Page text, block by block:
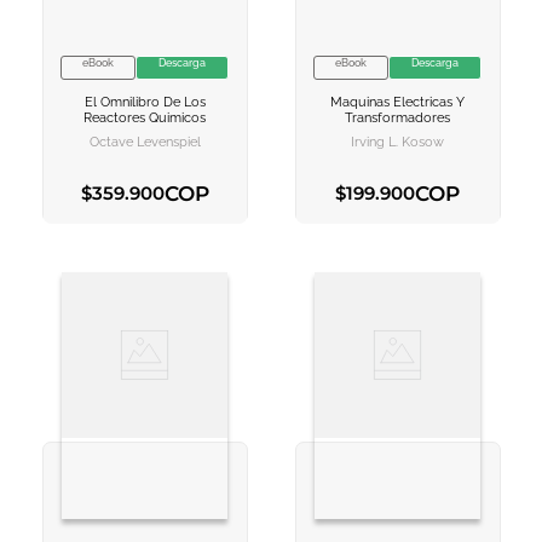
VER INFORMACION
AGREGAR AL
eBook Descarga
El Omnilibro De Los
Reactores Quimicos
Octave Levenspiel
$359.900COP
VER INFORMACION
AGREGAR AL
eBook Descarga
Maquinas Electricas Y
Transformadores
Irving L. Kosow
$199.900COP